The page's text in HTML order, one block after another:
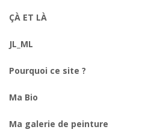
ÇÀ ET LÀ
JL_ML
Pourquoi ce site ?
Ma Bio
Ma galerie de peinture